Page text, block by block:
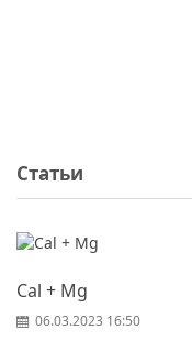
Статьи
Cal + Mg
06.03.2023 16:50